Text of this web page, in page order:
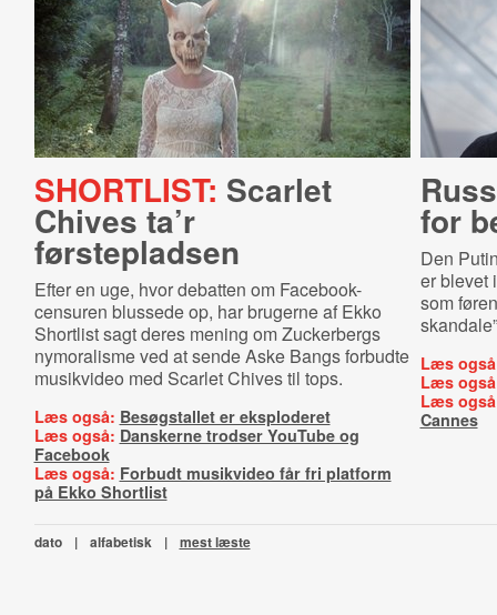
SHORTLIST: Scarlet
Chives ta’r
førstepladsen
Efter en uge, hvor debatten om Facebook-
censuren blussede op, har brugerne af Ekko
Shortlist sagt deres mening om Zuckerbergs
nymoralisme ved at sende Aske Bangs forbudte
musikvideo med Scarlet Chives til tops.
Læs også: Besøgstallet er eksploderet
Læs også: Danskerne trodser YouTube og
Facebook
Læs også: Forbudt musikvideo får fri platform
på Ekko Shortlist
for
Den
er blevet
som
Læs
Læs
Læs
Cannes
dato | alfabetisk | mest læste